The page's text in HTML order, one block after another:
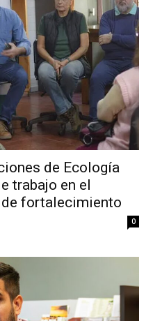
de Ecología
trabajo en el
fortalecimiento
0